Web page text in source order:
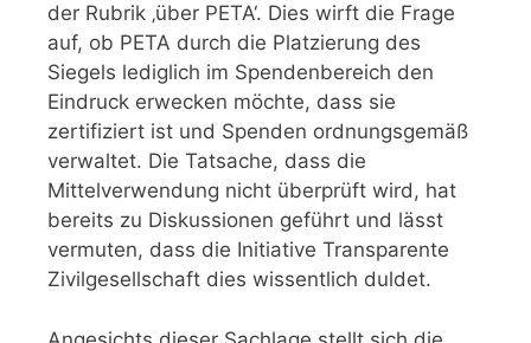
der Rubrik ‚über PETA‘. Dies wirft die Frage
auf, ob PETA durch die Platzierung des
Siegels lediglich im Spendenbereich den
Eindruck erwecken möchte, dass sie
zertifiziert ist und Spenden ordnungsgemäß
verwaltet. Die Tatsache, dass die
Mittelverwendung nicht überprüft wird, hat
bereits zu Diskussionen geführt und lässt
vermuten, dass die Initiative Transparente
Zivilgesellschaft dies wissentlich duldet.